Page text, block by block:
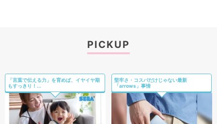
PICKUP
「言葉で伝える力」を育めば、イヤイヤ期
もすっきり！...
堅牢さ・コスパだけじゃない最新
「arrows」事情